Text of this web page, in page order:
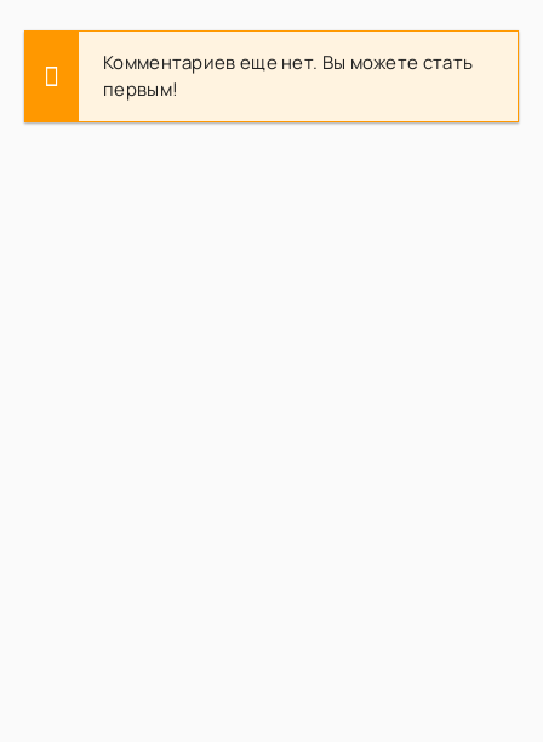
Комментариев еще нет. Вы можете стать
первым!